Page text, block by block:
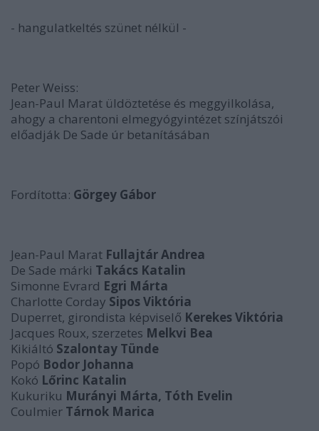
- hangulatkeltés szünet nélkül -
Peter Weiss:
Jean-Paul Marat üldöztetése és meggyilkolása,
ahogy a charentoni elmegyógyintézet színjátszói
előadják De Sade úr betanításában
Fordította: Görgey Gábor
Jean-Paul Marat Fullajtár Andrea
De Sade márki Takács Katalin
Simonne Evrard Egri Márta
Charlotte Corday Sipos Viktória
Duperret, girondista képviselő Kerekes Viktória
Jacques Roux, szerzetes Melkvi Bea
Kikiáltó Szalontay Tünde
Popó Bodor Johanna
Kokó Lőrinc Katalin
Kukuriku Murányi Márta, Tóth Evelin
Coulmier Tárnok Marica